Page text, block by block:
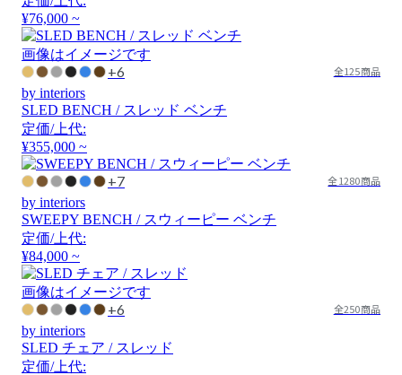
¥76,000 ~
画像はイメージです
+6 全125商品
by interiors
SLED BENCH / スレッド ベンチ
定価/上代:
¥355,000 ~
+7 全1280商品
by interiors
SWEEPY BENCH / スウィーピー ベンチ
定価/上代:
¥84,000 ~
画像はイメージです
+6 全250商品
by interiors
SLED チェア / スレッド
定価/上代: